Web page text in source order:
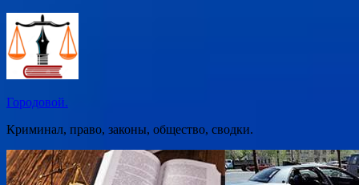
Перейти
содержимому
Городовой.
Криминал, право, законы, общество, сводки.